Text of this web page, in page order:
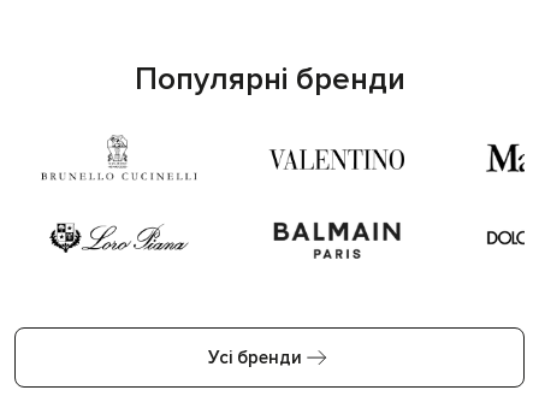
Популярні бренди
Усі бренди